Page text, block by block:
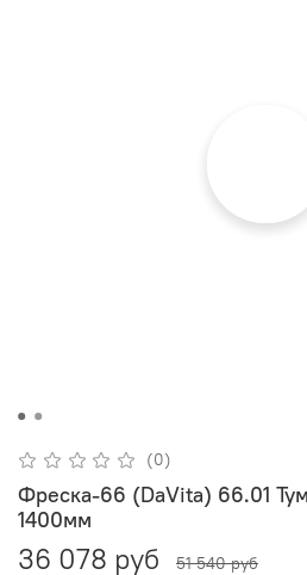
(0)
Фреска-66 (DaVita) 66.01
1400мм
36 078 руб 51 540 руб